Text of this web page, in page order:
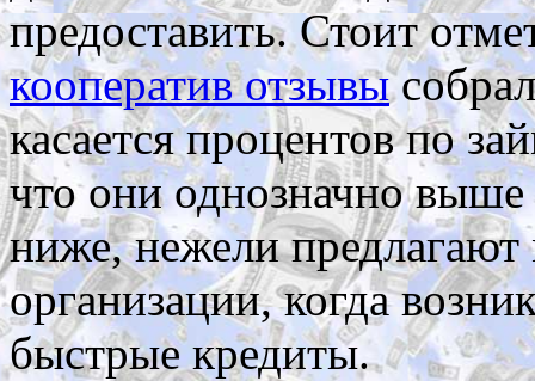
предоставить. Стоит
кооператив отзывы
касается процентов по
что они однозначно
ниже, нежели
организации, когда
быстрые кредиты.